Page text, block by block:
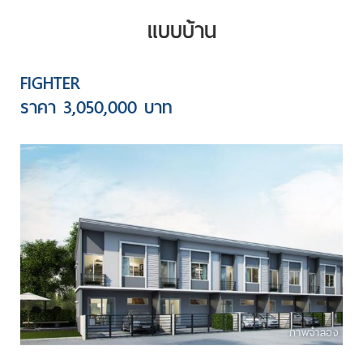
แบบบ้าน
FIGHTER
ราคา 3,050,000 บาท
ภาพจำลอง